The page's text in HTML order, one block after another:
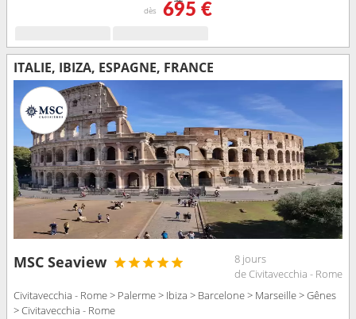
dès 695 €
ITALIE, IBIZA, ESPAGNE, FRANCE
MSC Seaview
8 jours
de Civitavecchia - Rome
Civitavecchia - Rome > Palerme > Ibiza > Barcelone > Marseille > Gênes
> Civitavecchia - Rome